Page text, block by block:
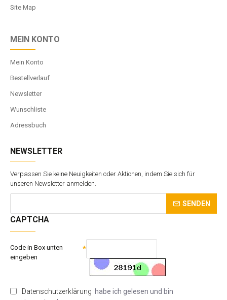
Site Map
MEIN KONTO
Mein Konto
Bestellverlauf
Newsletter
Wunschliste
Adressbuch
NEWSLETTER
Verpassen Sie keine Neuigkeiten oder Aktionen, indem Sie sich für
unseren Newsletter anmelden.
SENDEN
CAPTCHA
Code in Box unten
eingeben
Datenschutzerklärung habe ich gelesen und bin